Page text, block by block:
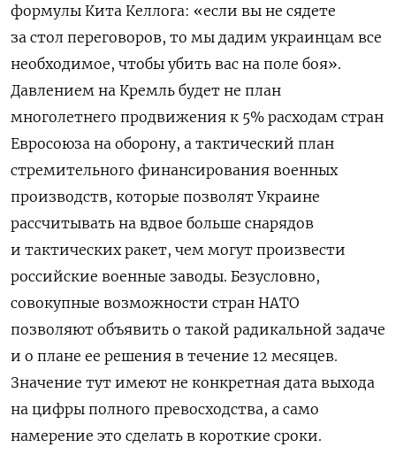
формулы Кита Келлога: «если вы не сядете
за стол переговоров, то мы дадим украинцам все
необходимое, чтобы убить вас на поле боя».
Давлением на Кремль будет не план
многолетнего продвижения к 5% расходам стран
Евросоюза на оборону, а тактический план
стремительного финансирования военных
производств, которые позволят Украине
рассчитывать на вдвое больше снарядов
и тактических ракет, чем могут произвести
российские военные заводы. Безусловно,
совокупные возможности стран НАТО
позволяют объявить о такой радикальной задаче
и о плане ее решения в течение 12 месяцев.
Значение тут имеют не конкретная дата выхода
на цифры полного превосходства, а само
намерение это сделать в короткие сроки.